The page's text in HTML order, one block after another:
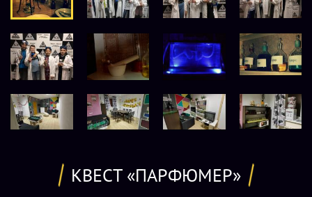
КВЕСТ «ПАРФЮМЕР»